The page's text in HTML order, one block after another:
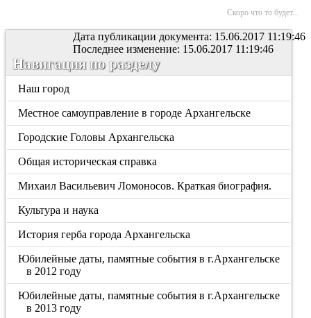
Скоро что то будет...
Дата публикации документа: 15.06.2017 11:19:46
Последнее изменение: 15.06.2017 11:19:46
Навигация по разделу
Наш город
Местное самоуправление в городе Архангельске
Городские Головы Архангельска
Общая историческая справка
Михаил Васильевич Ломоносов. Краткая биография.
Культура и наука
История герба города Архангельска
Юбилейные даты, памятные события в г.Архангельске
в 2012 году
Юбилейные даты, памятные события в г.Архангельске
в 2013 году